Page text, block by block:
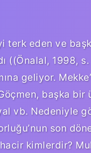
terk eden ve
((Önalal, 1998,
geliyor.
başka bir
vb. Nedeniyle
son
kimlerdir?